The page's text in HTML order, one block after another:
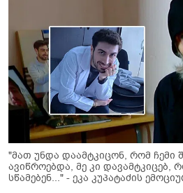
"მათ უნდა დაამტკიცონ, რომ ჩემი
ავიწროებდა, მე კი დავამტკიცებ,
სწამებენ..." - ეკა კუპატაძის